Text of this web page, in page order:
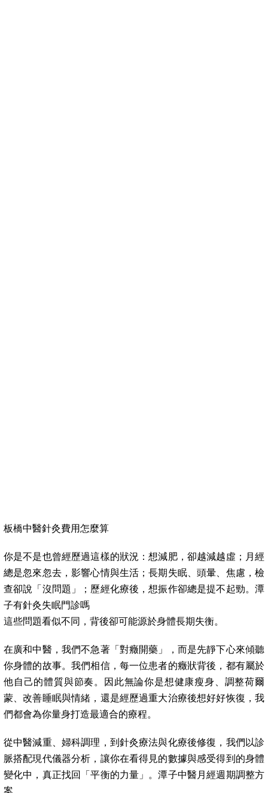
板橋中醫針灸費用怎麼算
你是不是也曾經歷過這樣的狀況：想減肥，卻越減越虛；月經
總是忽來忽去，影響心情與生活；長期失眠、頭暈、焦慮，檢
查卻說「沒問題」；歷經化療後，想振作卻總是提不起勁。潭
子有針灸失眠門診嗎
這些問題看似不同，背後卻可能源於身體長期失衡。
在廣和中醫，我們不急著「對癥開藥」，而是先靜下心來傾聽
你身體的故事。我們相信，每一位患者的癥狀背後，都有屬於
他自己的體質與節奏。因此無論你是想健康瘦身、調整荷爾
蒙、改善睡眠與情緒，還是經歷過重大治療後想好好恢復，我
們都會為你量身打造最適合的療程。
從中醫減重、婦科調理，到針灸療法與化療後修復，我們以診
脈搭配現代儀器分析，讓你在看得見的數據與感受得到的身體
變化中，真正找回「平衡的力量」。潭子中醫月經週期調整方